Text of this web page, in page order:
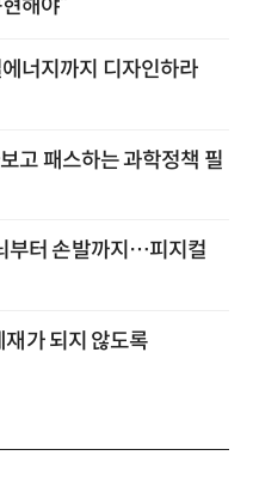
해야”
너지까지 디자인하라
고 패스하는 과학정책 필
부터 손발까지…피지컬
재가 되지 않도록